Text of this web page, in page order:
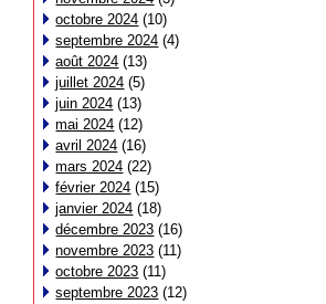
octobre 2024 (10)
septembre 2024 (4)
août 2024 (13)
juillet 2024 (5)
juin 2024 (13)
mai 2024 (12)
avril 2024 (16)
mars 2024 (22)
février 2024 (15)
janvier 2024 (18)
décembre 2023 (16)
novembre 2023 (11)
octobre 2023 (11)
septembre 2023 (12)